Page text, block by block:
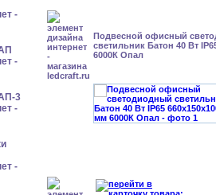
3
Подвесной офисный
светильник Батон 40 Вт
6000К Опал